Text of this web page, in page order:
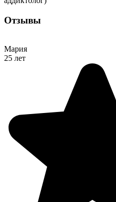
Отзывы
Мария
25 лет